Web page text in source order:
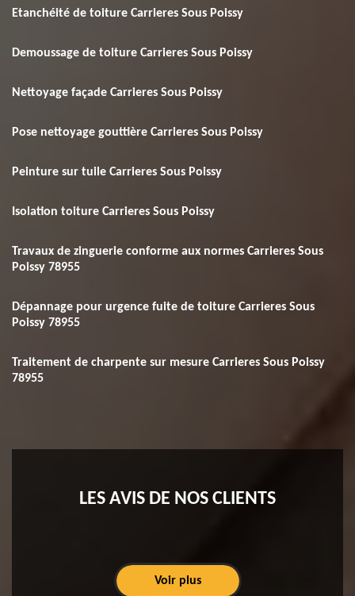
Etanchéité de toiture Carrieres Sous Poissy
Demoussage de toiture Carrieres Sous Poissy
Nettoyage façade Carrieres Sous Poissy
Pose nettoyage gouttière Carrieres Sous Poissy
Peinture sur tuile Carrieres Sous Poissy
Isolation toiture Carrieres Sous Poissy
Travaux de zinguerie conforme aux normes Carrieres Sous
Poissy 78955
Dépannage pour urgence fuite de toiture Carrieres Sous
Poissy 78955
Traitement de charpente sur mesure Carrieres Sous Poissy
78955
LES AVIS DE NOS CLIENTS
Voir plus